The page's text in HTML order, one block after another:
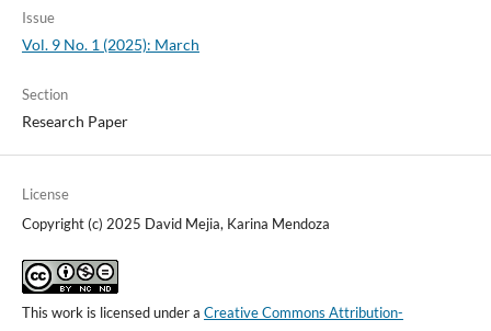
Issue
Vol. 9 No. 1 (2025): March
Section
Research Paper
License
Copyright (c) 2025 David Mejia, Karina Mendoza
This work is licensed under a Creative Commons Attribution-